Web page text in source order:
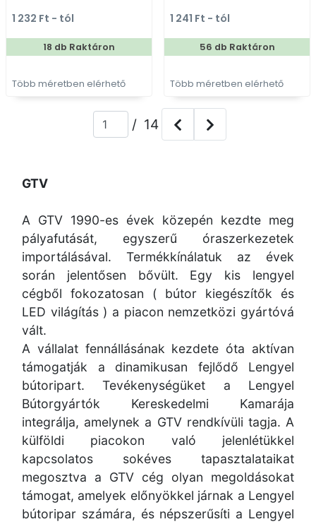
színes fém
bútorfogantyú
1 232 Ft - tól
18 db Raktáron
Több méretben elérhető
színes fém
bútorfogantyú
1 241 Ft - tól
56 db Raktáron
Több méretben elérhető
/ 14
GTV
A GTV 1990-es évek közepén kezdte meg
pályafutását, egyszerű óraszerkezetek
importálásával. Termékkínálatuk az évek
során jelentősen bővült. Egy kis lengyel
cégből fokozatosan ( bútor kiegészítők és
LED világítás ) a piacon nemzetközi gyártóvá
vált.
A vállalat fennállásának kezdete óta aktívan
támogatják a dinamikusan fejlődő Lengyel
bútoripart. Tevékenységüket a Lengyel
Bútorgyártók Kereskedelmi Kamarája
integrálja, amelynek a GTV rendkívüli tagja. A
külföldi piacokon való jelenlétükkel
kapcsolatos sokéves tapasztalataikat
megosztva a GTV cég olyan megoldásokat
támogat, amelyek előnyökkel járnak a Lengyel
bútoripar számára, és népszerűsíti a Lengyel